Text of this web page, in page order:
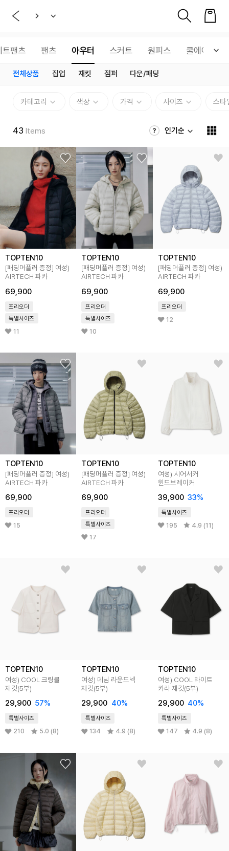
트팬츠 팬츠 아우터 스커트 원피스 쿨에어
전체상품 집업 재킷 점퍼 다운/패딩
카테고리 색상 가격 사이즈 스타
43 Items 인기순
TOPTEN10
[패딩머플러 증정] 여성)
AIRTECH 파카
69,900
프리오더
특별사이즈
11
TOPTEN10
[패딩머플러 증정] 여성)
AIRTECH 파카
69,900
프리오더
특별사이즈
10
TOPTEN10
[패딩머플러 증정] 여성)
AIRTECH 파카
69,900
프리오더
12
TOPTEN10
[패딩머플러 증정] 여성)
AIRTECH 파카
69,900
프리오더
15
TOPTEN10
[패딩머플러 증정] 여성)
AIRTECH 파카
69,900
프리오더
특별사이즈
17
TOPTEN10
여성) 시어서커
윈드브레이커
39,900 33%
특별사이즈
195 4.9 (11)
TOPTEN10
여성) COOL 크링클
재킷(5부)
29,900 57%
특별사이즈
210 5.0 (8)
TOPTEN10
여성) 데님 라운드넥
재킷(5부)
29,900 40%
특별사이즈
134 4.9 (8)
TOPTEN10
여성) COOL 라이트
카라 재킷(5부)
29,900 40%
특별사이즈
147 4.9 (8)